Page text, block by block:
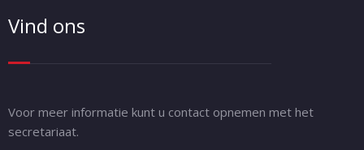
Vind ons
Voor meer informatie kunt u contact opnemen met het
secretariaat.